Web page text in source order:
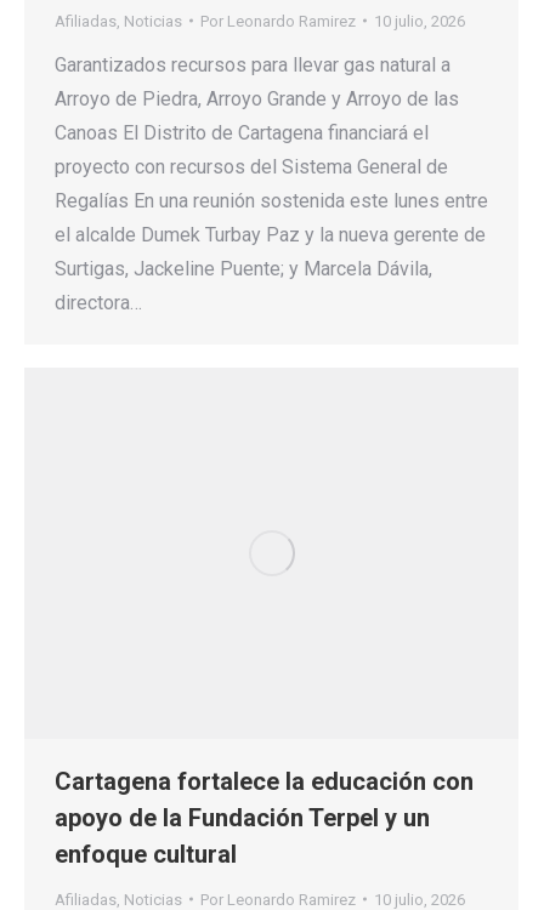
Afiliadas Noticias Por Leonardo Ramirez 10 julio, 2026
Garantizados recursos para llevar gas natural a
Arroyo de Piedra, Arroyo Grande y Arroyo de las
Canoas El Distrito de Cartagena financiará el
proyecto con recursos del Sistema General de
Regalías En una reunión sostenida este lunes entre
el alcalde Dumek Turbay Paz y la nueva gerente de
Surtigas, Jackeline Puente; y Marcela Dávila,
directora…
Cartagena fortalece la educación con
apoyo de la Fundación Terpel y un
enfoque cultural
Afiliadas Noticias Por Leonardo Ramirez 10 julio, 2026